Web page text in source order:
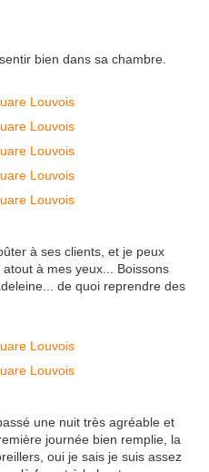
bien dans sa chambre.
à ses clients, et je peux
à mes yeux... Boissons
de quoi reprendre des
une nuit très agréable et
journée bien remplie, la
oui je sais je suis assez